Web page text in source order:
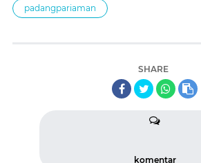
padangpariaman
SHARE
komentar